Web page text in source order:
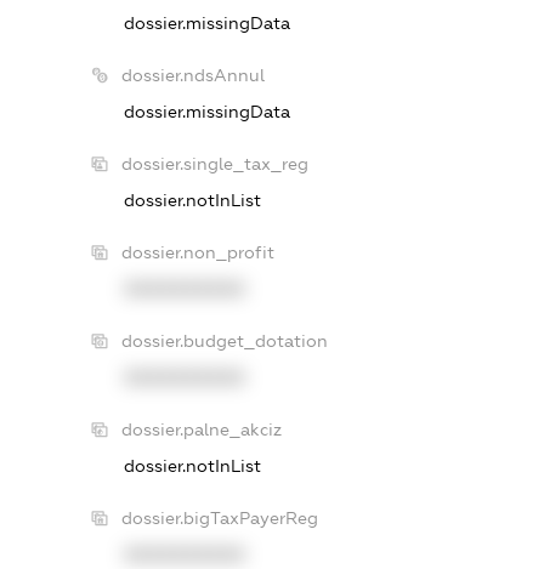
dossier.missingData
dossier.ndsAnnul
dossier.missingData
dossier.single_tax_reg
dossier.notInList
dossier.non_profit
dossier.budget_dotation
dossier.palne_akciz
dossier.notInList
dossier.bigTaxPayerReg